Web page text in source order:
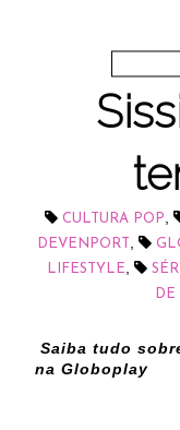
CULTURA POP,
DEVENPORT ,
LIFESTYLE,
Saiba tudo
na Globoplay